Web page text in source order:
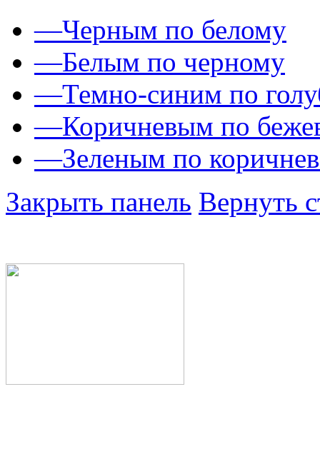
—Черным по белому
—Белым по черному
—Темно-синим по
—Коричневым по
—Зеленым по
Закрыть панель Вернуть